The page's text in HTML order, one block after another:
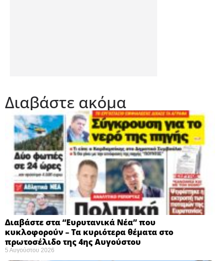
Διαβάστε ακόμα
Διαβάστε στα “Ευρυτανικά Νέα” που
κυκλοφορούν – Τα κυριότερα θέματα στο
πρωτοσέλιδο της 4ης Αυγούστου
5 Αυγούστου 2026